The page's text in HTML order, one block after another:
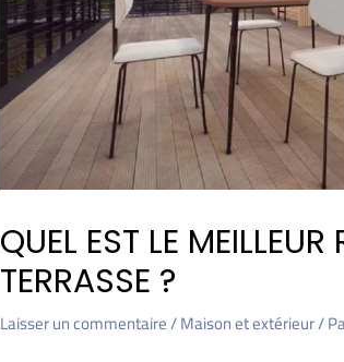
QUEL EST LE
TERRASSE ?
Laisser un commentaire/Maison et extérieur/